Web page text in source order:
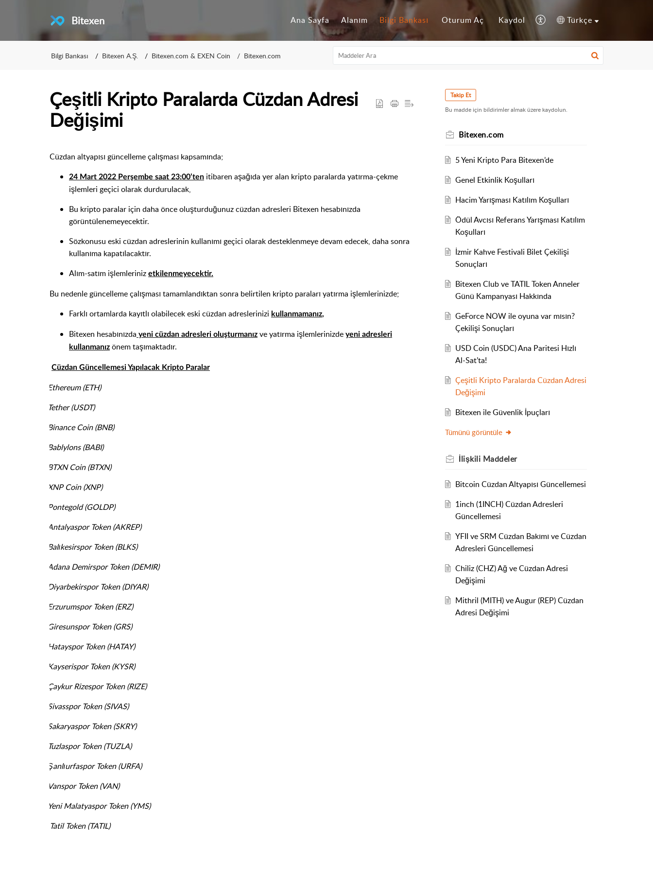
Bitexen Ana Sayfa Alanım Bilgi Bankası Oturum Aç Kaydol Türkçe
Bilgi Bankası Bitexen A.Ş. Bitexen.com & EXEN Coin Bitexen.com
Çeşitli Kripto Paralarda Cüzdan Adresi
Değişimi
Cüzdan altyapısı güncelleme çalışması kapsamında;
24 Mart 2022 Perşembe saat 23:00’ten itibaren aşağıda yer alan kripto paralarda yatırma-çekme
işlemleri geçici olarak durdurulacak,
Bu kripto paralar için daha önce oluşturduğunuz cüzdan adresleri Bitexen hesabınızda
görüntülenemeyecektir.
Sözkonusu eski cüzdan adreslerinin kullanımı geçici olarak desteklenmeye devam edecek, daha sonra
kullanıma kapatılacaktır.
Alım-satım işlemleriniz etkilenmeyecektir.
Bu nedenle güncelleme çalışması tamamlandıktan sonra belirtilen kripto paraları yatırma işlemlerinizde;
Farklı ortamlarda kayıtlı olabilecek eski cüzdan adreslerinizi kullanmamanız,
Bitexen hesabınızda yeni cüzdan adresleri oluşturmanız ve yatırma işlemlerinizde yeni adresleri
kullanmanız önem taşımaktadır.
Cüzdan Güncellemesi Yapılacak Kripto Paralar
Ethereum (ETH)
Tether (USDT)
Binance Coin (BNB)
Bablylons (BABI)
BTXN Coin (BTXN)
XNP Coin (XNP)
Pontegold (GOLDP)
Antalyaspor Token (AKREP)
Balıkesirspor Token (BLKS)
Adana Demirspor Token (DEMIR)
Diyarbekirspor Token (DIYAR)
Erzurumspor Token (ERZ)
Giresunspor Token (GRS)
Hatayspor Token (HATAY)
Kayserispor Token (KYSR)
Çaykur Rizespor Token (RIZE)
Sivasspor Token (SIVAS)
Sakaryaspor Token (SKRY)
Tuzlaspor Token (TUZLA)
Şanlıurfaspor Token (URFA)
Vanspor Token (VAN)
Yeni Malatyaspor Token (YMS)
Tatil Token (TATIL)
Takip Et
Bu madde için bildirimler almak üzere kaydolun.
Bitexen.com
5 Yeni Kripto Para Bitexen’de
Genel Etkinlik Koşulları
Hacim Yarışması Katılım Koşulları
Ödül Avcısı Referans Yarışması Katılım
Koşulları
İzmir Kahve Festivali Bilet Çekilişi
Sonuçları
Bitexen Club ve TATIL Token Anneler
Günü Kampanyası Hakkında
GeForce NOW ile oyuna var mısın?
Çekilişi Sonuçları
USD Coin (USDC) Ana Paritesi Hızlı
Al-Sat’ta!
Çeşitli Kripto Paralarda Cüzdan Adresi
Değişimi
Bitexen ile Güvenlik İpuçları
Tümünü görüntüle
İlişkili Maddeler
Bitcoin Cüzdan Altyapısı Güncellemesi
1inch (1INCH) Cüzdan Adresleri
Güncellemesi
YFII ve SRM Cüzdan Bakımı ve Cüzdan
Adresleri Güncellemesi
Chiliz (CHZ) Ağ ve Cüzdan Adresi
Değişimi
Mithril (MITH) ve Augur (REP) Cüzdan
Adresi Değişimi